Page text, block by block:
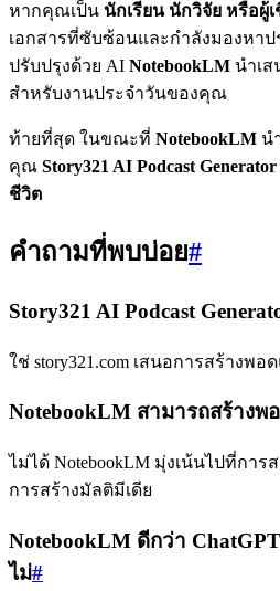
หากคุณเป็น นักเรียน นักวิจัย หรือผู้
เอกสารที่ซับซ้อนและกำลังมองหา
ปรับปรุงด้วย AI NotebookLM นำเ
สำหรับงานประจำวันของคุณ
ท้ายที่สุด ในขณะที่ NotebookLM น
คุณ Story321 AI Podcast Generator
ชีวิต
คำถามที่พบบ่อย#
Story321 AI Podcast
ใช่ story321.com เสนอการสร้างพ
NotebookLM สามารถสร้างพ
ไม่ได้ NotebookLM มุ่งเน้นไปที่การ
การสร้างมัลติมีเดีย
NotebookLM ดีกว่า
ไม่#